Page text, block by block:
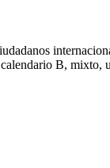
B, mixto,